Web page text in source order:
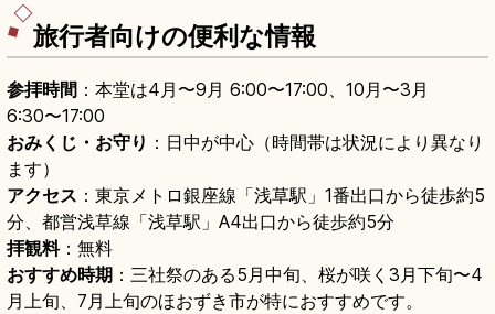
旅行者向けの便利な情報
参拝時間 ：本堂は4月〜9月 6:00〜17:00、10月〜3月
6:30〜17:00
おみくじ・お守り ：日中が中心（時間帯は状況により異なり
ます）
アクセス ：東京メトロ銀座線「浅草駅」1番出口から徒歩約5
分、都営浅草線「浅草駅」A4出口から徒歩約5分
拝観料：無料
おすすめ時期 ：三社祭のある5月中旬、桜が咲く3月下旬〜4
月上旬、7月上旬のほおずき市が特におすすめです。